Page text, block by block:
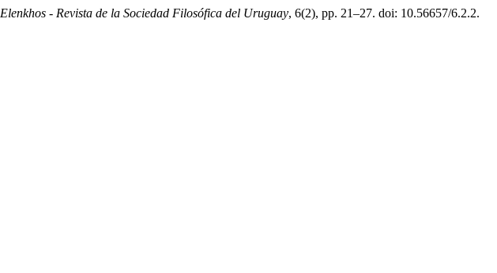
Elenkhos - Revista de la Sociedad Filosófica del Uruguay, 6(2), pp. 21–27. doi: 10.56657/6.2.2.